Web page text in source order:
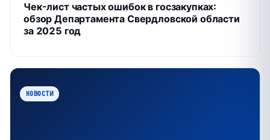
Чек-лист частых ошибок в госзакупках:
обзор Департамента Свердловской области
за 2025 год
НОВОСТИ